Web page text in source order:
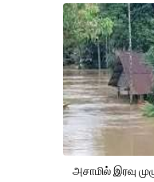
அசாமில் இரவு